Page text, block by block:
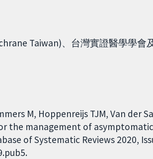
Taiwan)、台灣實證醫學學會
M, Hoppenreijs TJM, Van der
the management of asymptomatic
of Systematic Reviews 2020,